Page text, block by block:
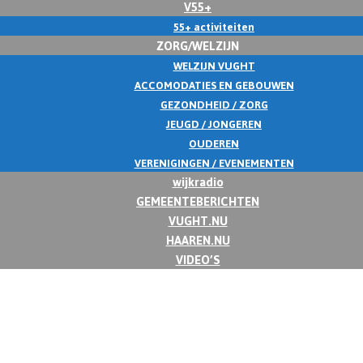
V55+
55+ activiteiten
ZORG/WELZIJN
WELZIJN VUGHT
ACCOMODATIES EN GEBOUWEN
GEZONDHEID / ZORG
JEUGD / JONGEREN
OUDEREN
VERENIGINGEN / EVENEMENTEN
wijkradio
GEMEENTEBERICHTEN
VUGHT.NU
HAAREN.NU
VIDEO’S